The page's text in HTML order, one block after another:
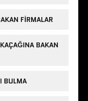
FIRMALAR
BAKAN
BULMA